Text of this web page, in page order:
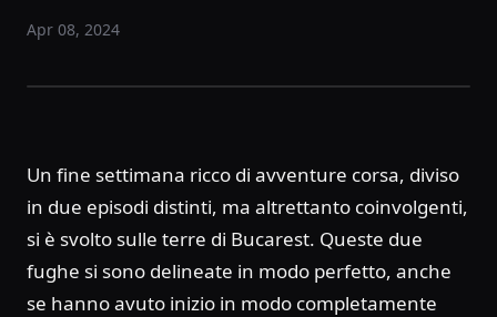
Apr 08, 2024
Un fine settimana ricco di avventure corsa, diviso
in due episodi distinti, ma altrettanto coinvolgenti,
si è svolto sulle terre di Bucarest. Queste due
fughe si sono delineate in modo perfetto, anche
se hanno avuto inizio in modo completamente